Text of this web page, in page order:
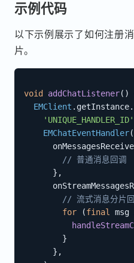
示例代码
以下示例展示了如何注册
片。
void addChatListener( )
EMClient . getInstance.
'UNIQUE_HANDLER_ID'
EMChatEventHandler(
// 普通消息回调
} ,
// 流式消息分片
for
(final msg
}
} ,